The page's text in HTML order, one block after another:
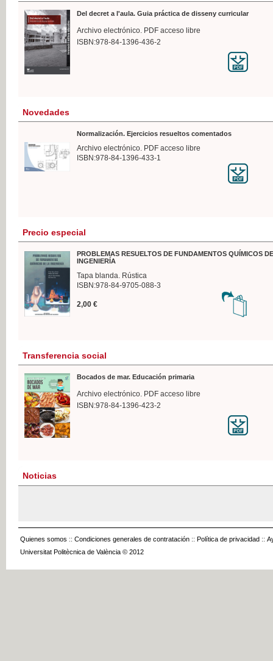
Del decret a l'aula. Guia práctica de disseny curricular
Archivo electrónico. PDF acceso libre
ISBN:978-84-1396-436-2
Novedades
Normalización. Ejercicios resueltos comentados
Archivo electrónico. PDF acceso libre
ISBN:978-84-1396-433-1
Precio especial
PROBLEMAS RESUELTOS DE FUNDAMENTOS QUÍMICOS
INGENIERÍA
Tapa blanda. Rústica
ISBN:978-84-9705-088-3
2,00 €
Transferencia social
Bocados de mar. Educación primaria
Archivo electrónico. PDF acceso libre
ISBN:978-84-1396-423-2
Noticias
Quienes somos :: Condiciones generales de contratación :: Política de privacidad ::
Universitat Politècnica de València © 2012